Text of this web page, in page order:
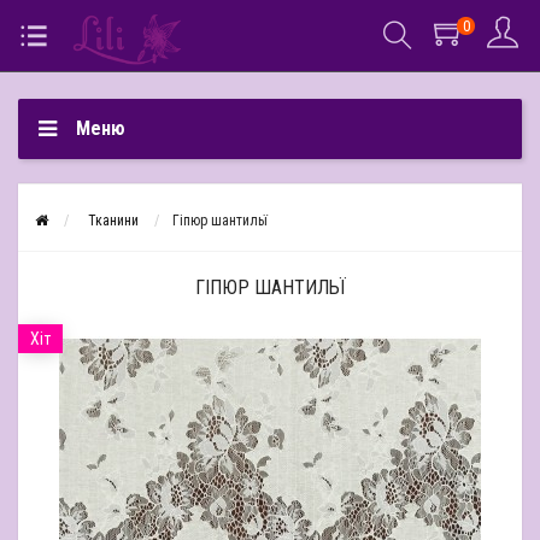
0
Меню
Тканини Гіпюр шантильї
ГІПЮР ШАНТИЛЬЇ
Хіт